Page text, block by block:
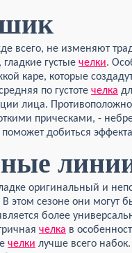
всего, не изменяют
густые челки.
каре, которые
по густоте челка
лица.
прическами, -
поможет добиться
оригинальный и
В этом сезоне они могут
более
челка в
челки лучше всего